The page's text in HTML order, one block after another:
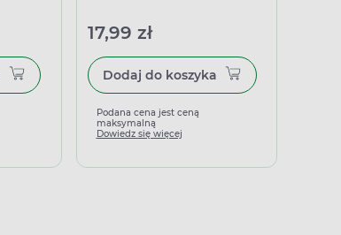
17,99 zł
Dodaj do koszyka
Podana cena jest ceną
maksymalną
Dowiedz się więcej